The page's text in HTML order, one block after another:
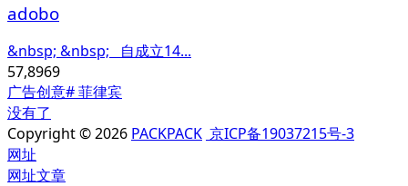
adobo
&nbsp; &nbsp; 自成立14...
57,8969
广告创意# 菲律宾
没有了
Copyright © 2026 PACKPACK 京ICP备19037215号-3
网址
网址文章